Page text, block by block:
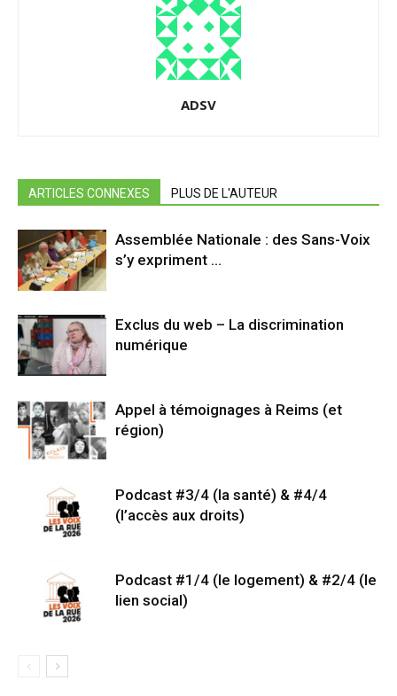
ADSV
ARTICLES CONNEXES PLUS DE L'AUTEUR
Assemblée Nationale : des Sans-Voix
s’y expriment …
Exclus du web – La discrimination
numérique
Appel à témoignages à Reims (et
région)
Podcast #3/4 (la santé) & #4/4
(l’accès aux droits)
Podcast #1/4 (le logement) & #2/4 (le
lien social)